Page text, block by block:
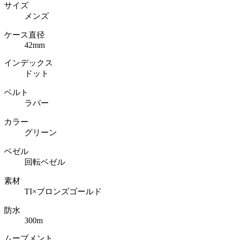
サイズ
メンズ
ケース直径
42mm
インデックス
ドット
ベルト
ラバー
カラー
グリーン
ベゼル
回転ベゼル
素材
TI×ブロンズゴールド
防水
300m
ムーブメント